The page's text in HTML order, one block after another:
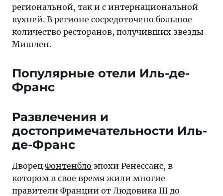
региональной, так и с интернациональной
кухней. В регионе сосредоточено большое
количество ресторанов, получивших звезды
Мишлен.
Популярные отели Иль-де-
Франс
Развлечения и
достопримечательности Иль-
де-Франс
Дворец Фонтенбло эпохи Ренессанс, в
котором в свое время жили многие
правители Франции от Людовика III до